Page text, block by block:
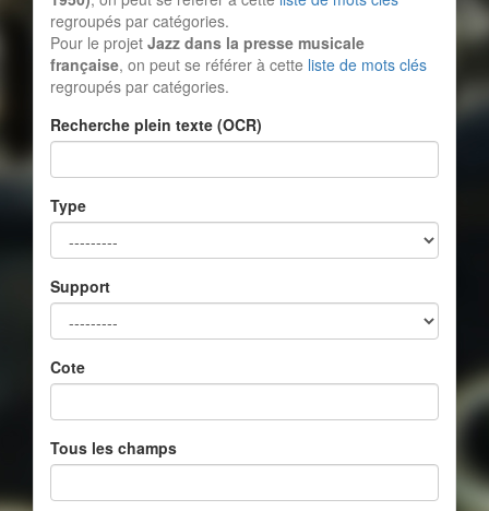
regroupés par catégories.
Pour le projet Jazz dans la presse musicale
française, on peut se référer à cette liste de mots clés
regroupés par catégories.
Recherche plein texte (OCR)
Type
Support
Cote
Tous les champs